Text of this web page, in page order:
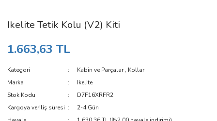
Ikelite Tetik Kolu (V2) Kiti
1.663,63 TL
Kategori Kabin ve Parçalar, Kollar
Marka
Ikelite
Stok Kodu
D7F16XRFR2
Kargoya veriliş süresi
2-4 Gün